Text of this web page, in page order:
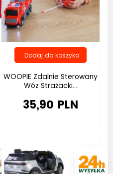
WOOPIE Zdalnie Sterowany
Wóz Strażacki...
35,90 PLN